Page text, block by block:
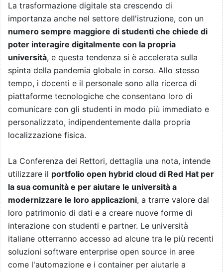
La trasformazione digitale sta crescendo di
importanza anche nel settore dell'istruzione, con un
numero sempre maggiore di studenti che chiede di
poter interagire digitalmente con la propria
università, e questa tendenza si è accelerata sulla
spinta della pandemia globale in corso. Allo stesso
tempo, i docenti e il personale sono alla ricerca di
piattaforme tecnologiche che consentano loro di
comunicare con gli studenti in modo più immediato e
personalizzato, indipendentemente dalla propria
localizzazione fisica.
La Conferenza dei Rettori, dettaglia una nota, intende
utilizzare il portfolio open hybrid cloud di Red Hat per
la sua comunità e per aiutare le università a
modernizzare le loro applicazioni, a trarre valore dal
loro patrimonio di dati e a creare nuove forme di
interazione con studenti e partner. Le università
italiane otterranno accesso ad alcune tra le più recenti
soluzioni software enterprise open source in aree
come l'automazione e i container per aiutarle a